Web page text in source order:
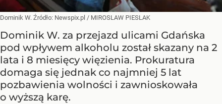
Dominik W. Źródło: Newspix.pl / MIROSLAW PIESLAK
Dominik W. za przejazd ulicami Gdańska
pod wpływem alkoholu został skazany na 2
lata i 8 miesięcy więzienia. Prokuratura
domaga się jednak co najmniej 5 lat
pozbawienia wolności i zawnioskowała
o wyższą karę.